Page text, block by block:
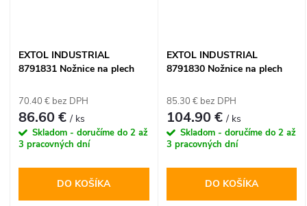
EXTOL INDUSTRIAL
8791831 Nožnice na plech
bez aku, max. 2,5mm,
bezuhlíkový motor
70.40 € bez DPH
86.60 €/ ks
Skladom - doručíme do 2 až
3 pracovných dní
DO KOŠÍKA
EXTOL INDUSTRIAL
8791830 Nožnice na plech
1x 2Ah, max. 2,5mm,
bezuhlíkový motor
85.30 € bez DPH
104.90 €/ ks
Skladom - doručíme do 2 až
3 pracovných dní
DO KOŠÍKA